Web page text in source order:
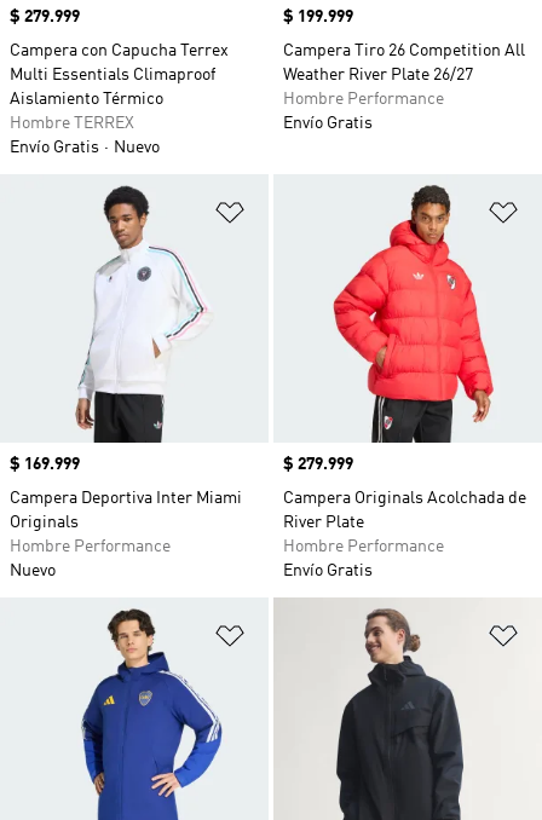
Precio
$ 279.999
Campera con Capucha Terrex
Multi Essentials Climaproof
Aislamiento Térmico
Hombre TERREX
Envío Gratis
Nuevo
Precio
$ 199.999
Campera Tiro 26 Competition All
Weather River Plate 26/27
Hombre Performance
Envío Gratis
Añadir a la lista de deseos
Precio
$ 169.999
Campera Deportiva Inter Miami
Originals
Hombre Performance
Nuevo
Precio
$ 279.999
Campera Originals Acolchada de
River Plate
Hombre Performance
Envío Gratis
Añadir a la lista de deseos